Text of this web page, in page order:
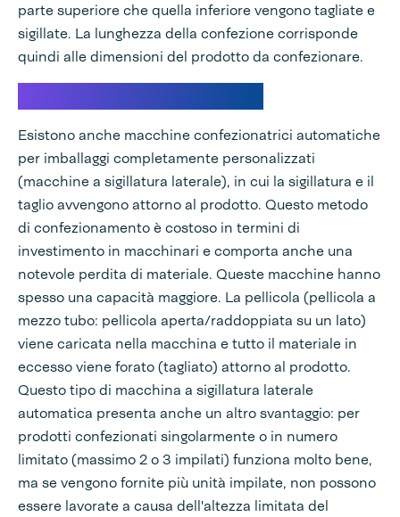
parte superiore che quella inferiore vengono tagliate e
sigillate. La lunghezza della confezione corrisponde
quindi alle dimensioni del prodotto da confezionare.
Esistono anche macchine confezionatrici automatiche
per imballaggi completamente personalizzati
(macchine a sigillatura laterale), in cui la sigillatura e il
taglio avvengono attorno al prodotto. Questo metodo
di confezionamento è costoso in termini di
investimento in macchinari e comporta anche una
notevole perdita di materiale. Queste macchine hanno
spesso una capacità maggiore. La pellicola (pellicola a
mezzo tubo: pellicola aperta/raddoppiata su un lato)
viene caricata nella macchina e tutto il materiale in
eccesso viene forato (tagliato) attorno al prodotto.
Questo tipo di macchina a sigillatura laterale
automatica presenta anche un altro svantaggio: per
prodotti confezionati singolarmente o in numero
limitato (massimo 2 o 3 impilati) funziona molto bene,
ma se vengono fornite più unità impilate, non possono
essere lavorate a causa dell'altezza limitata del